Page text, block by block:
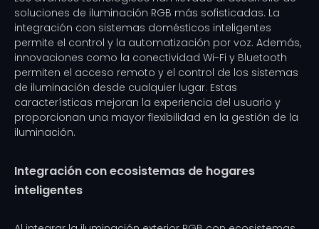
soluciones de iluminación RGB más sofisticadas. La
integración con sistemas domésticos inteligentes
permite el control y la automatización por voz. Además,
innovaciones como la conectividad Wi-Fi y Bluetooth
permiten el acceso remoto y el control de los sistemas
de iluminación desde cualquier lugar. Estas
características mejoran la experiencia del usuario y
proporcionan una mayor flexibilidad en la gestión de la
iluminación.
Integración con ecosistemas de hogares
inteligentes